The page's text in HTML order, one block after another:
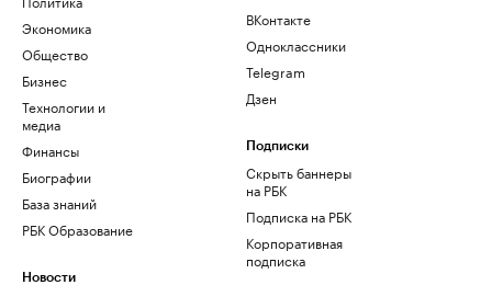
Экономика
Общество
Бизнес
Технологии и
медиа
Финансы
Биографии
База знаний
РБК Образование
Новости
ВКонтакте
Одноклассники
Telegram
Дзен
Подписки
Скрыть баннеры
на РБК
Подписка на РБК
Корпоративная
подписка